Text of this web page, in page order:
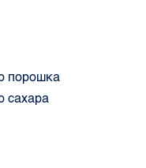
порошка
сахара